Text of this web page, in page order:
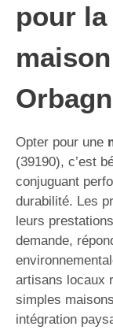
pour
Opter pour une
(39190), c’est
conjuguant
durabilité. Les
leurs
demande,
artisans locaux
simples
intégration